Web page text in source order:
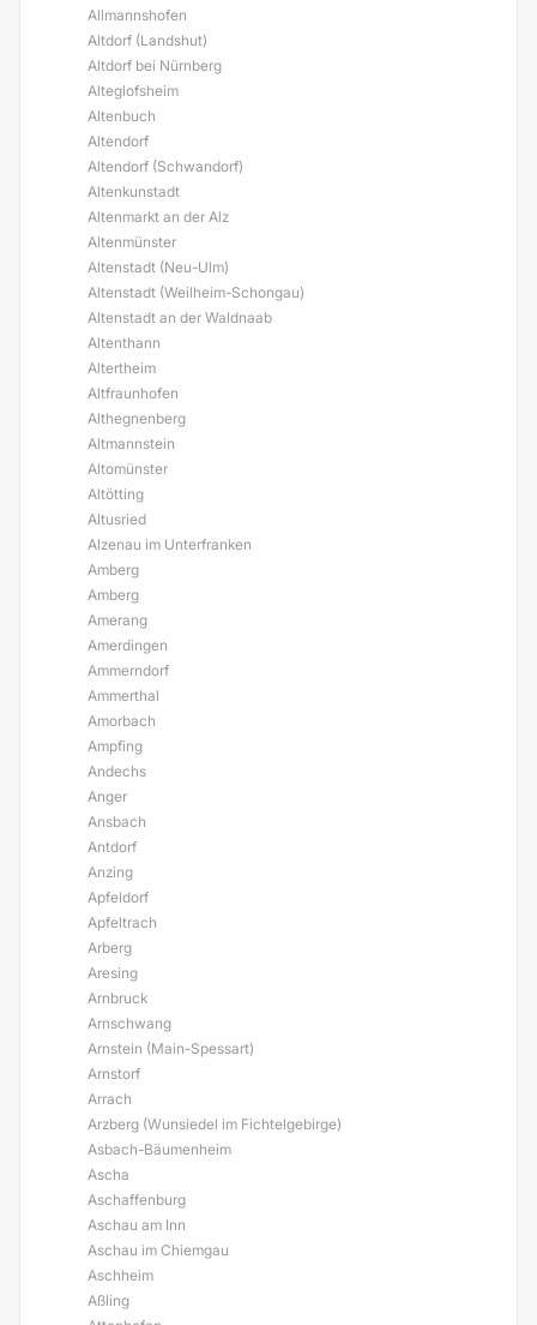
Allmannshofen
Altdorf (Landshut)
Altdorf bei Nürnberg
Alteglofsheim
Altenbuch
Altendorf
Altendorf (Schwandorf)
Altenkunstadt
Altenmarkt an der Alz
Altenmünster
Altenstadt (Neu-Ulm)
Altenstadt (Weilheim-Schongau)
Altenstadt an der Waldnaab
Altenthann
Altertheim
Altfraunhofen
Althegnenberg
Altmannstein
Altomünster
Altötting
Altusried
Alzenau im Unterfranken
Amberg
Amberg
Amerang
Amerdingen
Ammerndorf
Ammerthal
Amorbach
Ampfing
Andechs
Anger
Ansbach
Antdorf
Anzing
Apfeldorf
Apfeltrach
Arberg
Aresing
Arnbruck
Arnschwang
Arnstein (Main-Spessart)
Arnstorf
Arrach
Arzberg (Wunsiedel im Fichtelgebirge)
Asbach-Bäumenheim
Ascha
Aschaffenburg
Aschau am Inn
Aschau im Chiemgau
Aschheim
Aßling